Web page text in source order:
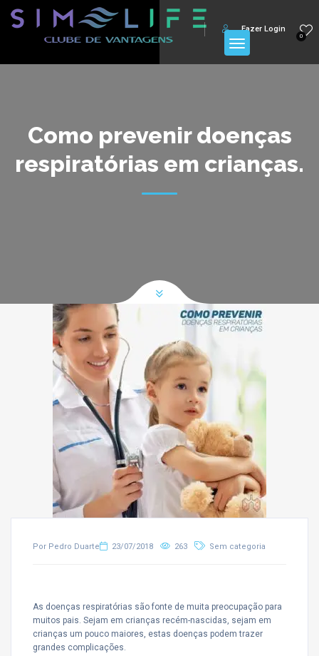
0
Fazer Login
Como prevenir doenças
respiratórias em crianças.
Por Pedro Duarte 23/07/2018 263 Sem categoria
As doenças respiratórias são fonte de muita preocupação para
muitos pais. Sejam em crianças recém-nascidas, sejam em
crianças um pouco maiores, estas doenças podem trazer
grandes complicações.